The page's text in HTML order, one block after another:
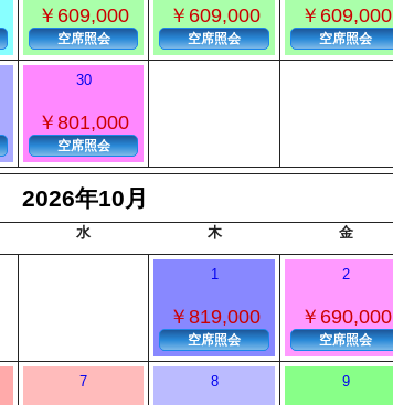
￥609,000
空席照会
￥609,000
空席照会
￥609,000
空席照会
30
￥801,000
空席照会
2026年10月
水 木 金
1
￥819,000
空席照会
2
￥690,000
空席照会
7 8 9